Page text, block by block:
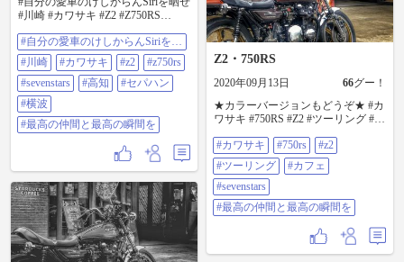
#川崎 #カワサキ #Z2 #Z750RS
横波 #最高の仲間と最高の瞬間を
#自分の愛車のけしからんSiriを晒
せ
#川崎 #カワサキ #z2
#z750rs
#sevenstars
#高知
#セパハン
#横波
#最高の仲間と最高の瞬間を
Z2・750RS
2020年09月13日 66グー！
★カラーバージョンもどうぞ★ #カ
ワサキ #750RS #Z2 #ツーリング #カ
最高の瞬間を
#カワサキ #750rs
#z2
#ツーリング
#カフェ
#sevenstars
#最高の仲間と最高の瞬間を